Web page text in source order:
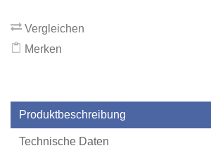
Vergleichen
Merken
Produktbeschreibung
Technische Daten